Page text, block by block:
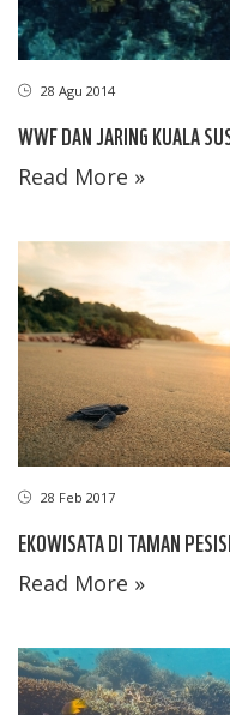
28 Agu 2014
WWF DAN JARING KUALA
Read More »
28 Feb 2017
EKOWISATA DI TAMAN
Read More »